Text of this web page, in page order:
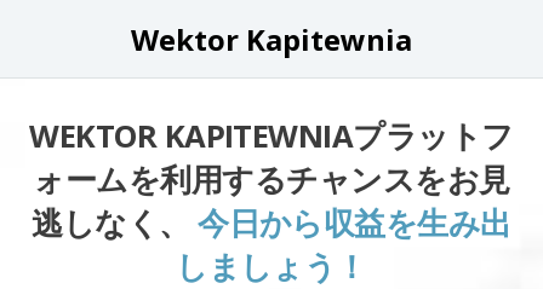
Wektor Kapitewnia
WEKTOR KAPITEWNIAプラットフ
ォームを利用するチャンスをお見
逃しなく、今日から収益を生み出
しましょう！